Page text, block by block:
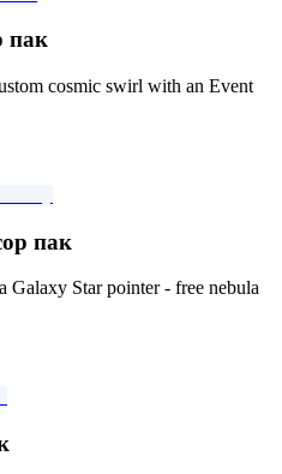
пак
cosmic swirl with an Event
пак
Galaxy Star pointer - free nebula